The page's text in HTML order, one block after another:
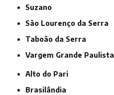
Suzano
São Lourenço da Serra
Taboão da Serra
Vargem Grande Paulista
Alto do Pari
Brasilândia